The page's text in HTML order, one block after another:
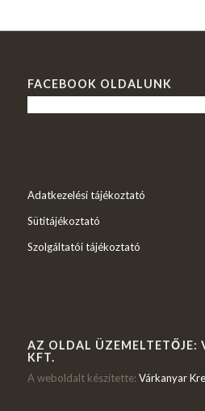
FACEBOOK OLDALUNK
Adatkezelési tájékoztató
Sütitájékoztató
Szolgáltatói tájékoztató
AZ OLDAL ÜZEMELTETŐJE:
KFT.
A weboldalt készítette: Várkanyar